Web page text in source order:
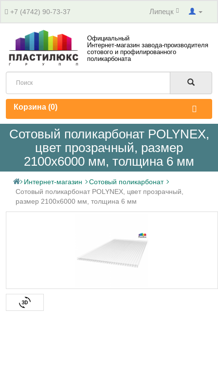
+7 (4742) 90-73-37 Липецк
Официальный
Интернет-магазин завода-производителя
сотового и профилированного
поликарбоната
Корзина (0)
Сотовый поликарбонат POLYNEX,
цвет прозрачный, размер
2100x6000 мм, толщина 6 мм
Интернет-магазин
Сотовый поликарбонат
Сотовый поликарбонат POLYNEX, цвет прозрачный,
размер 2100x6000 мм, толщина 6 мм